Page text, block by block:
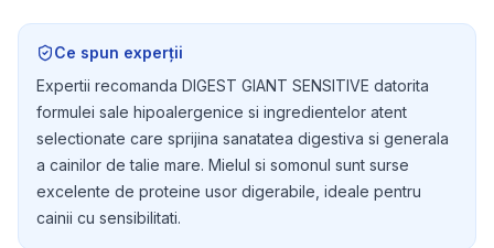
asigura o nutritie optima si digestie usoara, astfel incat
cainele tau sa se simta bine si sanatos.
Ce spun experții
Expertii recomanda DIGEST GIANT SENSITIVE datorita
formulei sale hipoalergenice si ingredientelor atent
selectionate care sprijina sanatatea digestiva si generala
a cainilor de talie mare. Mielul si somonul sunt surse
excelente de proteine usor digerabile, ideale pentru
cainii cu sensibilitati.